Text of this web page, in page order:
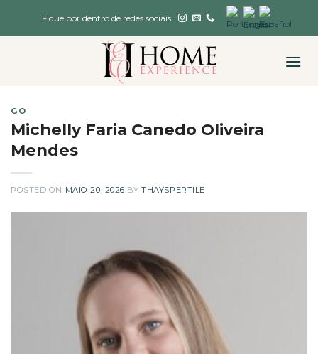
Fique por dentro de redes sociais
GO
Michelly Faria Canedo Oliveira
Mendes
POSTED ON MAIO 20, 2026 BYTHAYSPERTILE